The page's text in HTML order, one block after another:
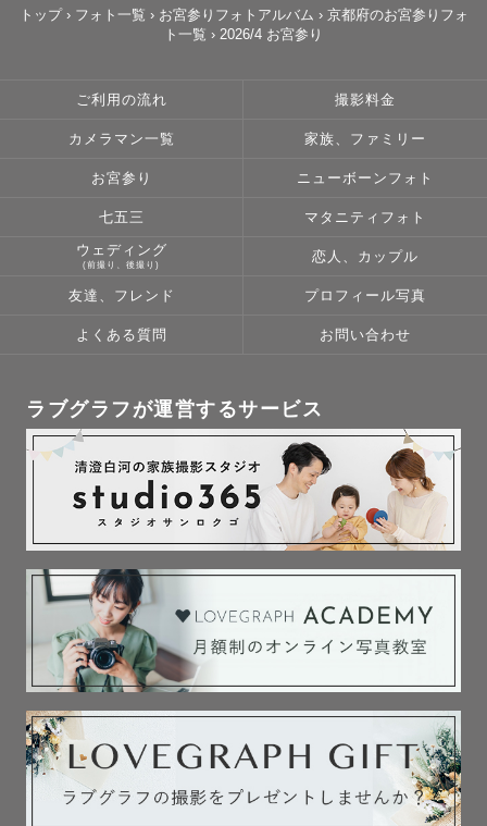
トップ› フォト一覧 › お宮参りフォトアルバム › 京都府のお宮参りフォ
ト一覧 › 2026/4 お宮参り
ご利用の流れ 撮影料金
カメラマン一覧 家族、ファミリー
お宮参り ニューボーンフォト
七五三 マタニティフォト
ウェディング
(前撮り、後撮り)
恋人、カップル
友達、フレンド プロフィール写真
よくある質問 お問い合わせ
ラブグラフが運営するサービス